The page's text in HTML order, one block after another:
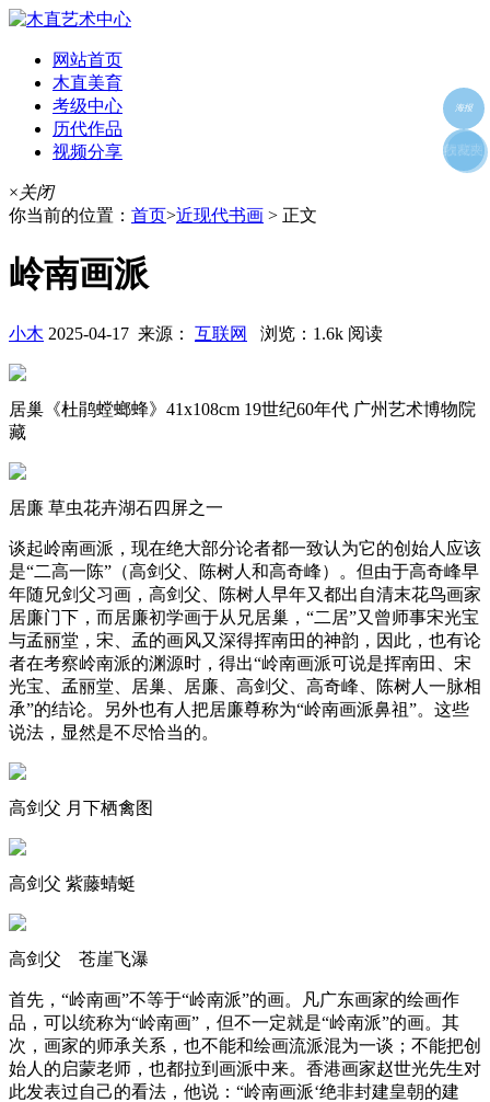
网站首页
木直美育
考级中心
历代作品
视频分享
×关闭
你当前的位置： 首页>近现代书画 > 正文
岭南画派
小木 2025-04-17 来源： 互联网 浏览：1.6k 阅读
居巢《杜鹃螳螂蜂》41x108cm 19世纪60年代 广州艺术博物院
藏
居廉 草虫花卉湖石四屏之一
谈起岭南画派，现在绝大部分论者都一致认为它的创始人应该
是“二高一陈”（高剑父、陈树人和高奇峰）。但由于高奇峰早
年随兄剑父习画，高剑父、陈树人早年又都出自清末花鸟画家
居廉门下，而居廉初学画于从兄居巢，“二居”又曾师事宋光宝
与孟丽堂，宋、孟的画风又深得挥南田的神韵，因此，也有论
者在考察岭南派的渊源时，得出“岭南画派可说是挥南田、宋
光宝、孟丽堂、居巢、居廉、高剑父、高奇峰、陈树人一脉相
承”的结论。另外也有人把居廉尊称为“岭南画派鼻祖”。这些
说法，显然是不尽恰当的。
高剑父 月下栖禽图
高剑父 紫藤蜻蜓
高剑父 苍崖飞瀑
‍‍首先，“岭南画”不等于“岭南派”的画。凡广东画家的绘画作
品，可以统称为“岭南画”，但不一定就是“岭南派”的画。其
次，画家的师承关系，也不能和绘画流派混为一谈；不能把创
始人的启蒙老师，也都拉到画派中来。香港画家赵世光先生对
此发表过自己的看法，他说：“岭南画派‘绝非封建皇朝的建
海报
好友
朋友圈
收藏夹